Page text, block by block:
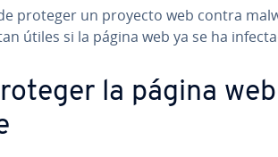
proteger un proyecto web contra
útiles si la página web ya se ha
la página